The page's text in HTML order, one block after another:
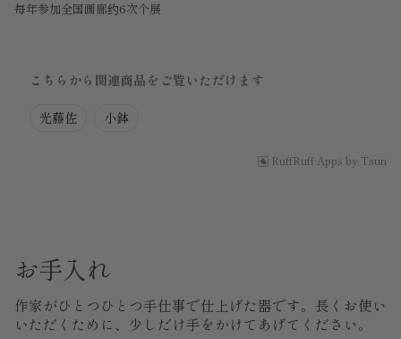
每年参加全国画廊约6次个展
こちらから関連商品をご覧いただけます
光藤佐 小鉢
RuffRuff Apps by Tsun
お手入れ
作家がひとつひとつ手仕事で仕上げた器です。長くお使い
いただくために、少しだけ手をかけてあげてください。